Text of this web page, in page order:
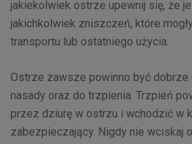
jakiekolwiek ostrze upewnij się, że
jakichkolwiek zniszczeń, które
transportu lub ostatniego użycia.
Ostrze zawsze powinno być dobrze
nasady oraz do trzpienia. Trzpień
przez dziurę w ostrzu i wchodzić w
zabezpieczający. Nigdy nie wciskaj